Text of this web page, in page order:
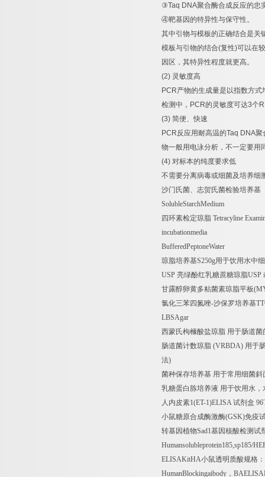
③Taq DNA聚合酶合成反应的忠
④靶基因的特异性与保守性。
其中引物与模板的正确结合是关
模板与引物的结合(复性)可以在
因区，其特异性程度就更高。
(2) 灵敏度高
PCR产物的生成量是以指数方式
检测中， PCR的灵敏度可达3个
(3) 简便、快速
PCR反应用耐高温的Taq DNA聚
物一般用电泳分析，不一定要用
(4) 对标本的纯度要求低
不需要分离病毒或细菌及培养细
沙门氏菌、志贺氏菌检验培养基
SolubleStarchMedium
四环素检定琼脂 Tetracyline
incubationmedia
BufferedPeptoneWater
琼脂培养基S250g用于饮用水中
USP 亮绿酚红乳糖蔗糖琼脂USP
甘露醇卵黄多粘菌素琼脂平板
氯化三苯四氮唑-沙保罗培养基
LBSAgar
西蒙氏枸橼酸盐琼脂 用于肠道菌
肠道菌计数琼脂 (VRBDA) 用于
法)
菌种保存培养基 用于常用细菌
乳糖蛋白胨培养液 用于饮用水
人内皮素1(ET-1)ELISA试剂盒
小鼠糖原合成酶激酶(GSK)免疫
转基因植物Sad1基因核酸检测试
Humansolubleprotein185,sp185/
ELISAKitHA小鼠透明质酸规格：
HumanBlockingaibody ，